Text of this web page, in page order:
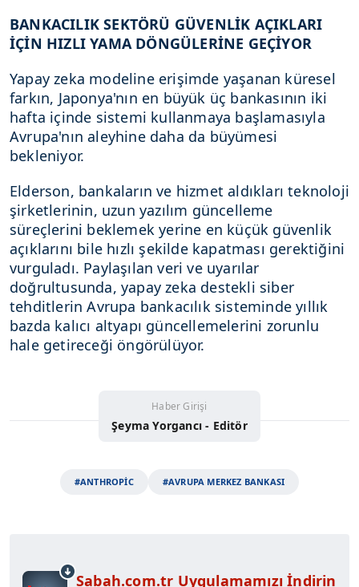
BANKACILIK SEKTÖRÜ GÜVENLİK AÇIKLARI
İÇİN HIZLI YAMA DÖNGÜLERİNE GEÇİYOR
Yapay zeka modeline erişimde yaşanan küresel
farkın, Japonya'nın en büyük üç bankasının iki
hafta içinde sistemi kullanmaya başlamasıyla
Avrupa'nın aleyhine daha da büyümesi
bekleniyor.
Elderson, bankaların ve hizmet aldıkları teknoloji
şirketlerinin, uzun yazılım güncelleme
süreçlerini beklemek yerine en küçük güvenlik
açıklarını bile hızlı şekilde kapatması gerektiğini
vurguladı. Paylaşılan veri ve uyarılar
doğrultusunda, yapay zeka destekli siber
tehditlerin Avrupa bankacılık sisteminde yıllık
bazda kalıcı altyapı güncellemelerini zorunlu
hale getireceği öngörülüyor.
Haber Girişi
Şeyma Yorgancı - Editör
#ANTHROPİC #AVRUPA MERKEZ BANKASI
Sabah.com.tr Uygulamamızı İndirin